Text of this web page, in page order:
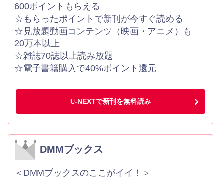
600ポイントもらえる
☆もらったポイントで新刊が今すぐ読める
☆見放題動画コンテンツ（映画・アニメ）も
20万本以上
☆雑誌70誌以上読み放題
☆電子書籍購入で40%ポイント還元
U-NEXTで新刊を無料読み
DMMブックス
＜DMMブックスのここがイイ！＞